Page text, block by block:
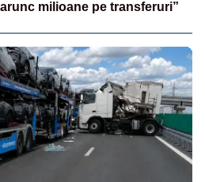
milioane pe transferuri”